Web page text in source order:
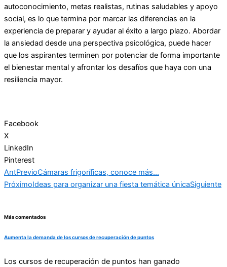
autoconocimiento, metas realistas, rutinas saludables y apoyo
social, es lo que termina por marcar las diferencias en la
experiencia de preparar y ayudar al éxito a largo plazo. Abordar
la ansiedad desde una perspectiva psicológica, puede hacer
que los aspirantes terminen por potenciar de forma importante
el bienestar mental y afrontar los desafíos que haya con una
resiliencia mayor.
Facebook
X
LinkedIn
Pinterest
AntPrevioCámaras frigoríficas, conoce más…
PróximoIdeas para organizar una fiesta temática únicaSiguiente
Más comentados
Aumenta la demanda de los cursos de recuperación de puntos
Los cursos de recuperación de puntos han ganado